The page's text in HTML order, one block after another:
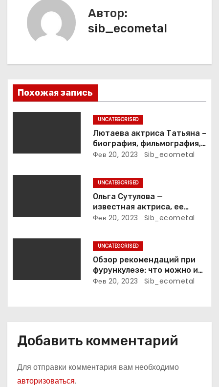
и
я
п
з
а
и
Автор:
sib_ecometal
Похожая запись
UNCATEGORISED
Лютаева актриса Татьяна –
биография, фильмография,
достижения
Фев 20, 2023 Sib_ecometal
UNCATEGORISED
Ольга Сутулова —
известная актриса, ее
биография, достижения и
Фев 20, 2023 Sib_ecometal
UNCATEGORISED
Обзор рекомендаций при
фурункулезе: что можно и
что нельзя делать
Фев 20, 2023 Sib_ecometal
Добавить комментарий
Для отправки комментария вам необходимо
авторизоваться.